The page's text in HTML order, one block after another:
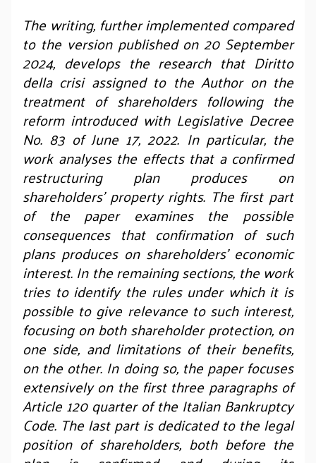
The writing, further implemented compared
to the version published on 20 September
2024, develops the research that Diritto
della crisi assigned to the Author on the
treatment of shareholders following the
reform introduced with Legislative Decree
No. 83 of June 17, 2022. In particular, the
work analyses the effects that a confirmed
restructuring plan produces on
shareholders’ property rights. The first part
of the paper examines the possible
consequences that confirmation of such
plans produces on shareholders’ economic
interest. In the remaining sections, the work
tries to identify the rules under which it is
possible to give relevance to such interest,
focusing on both shareholder protection, on
one side, and limitations of their benefits,
on the other. In doing so, the paper focuses
extensively on the first three paragraphs of
Article 120 quarter of the Italian Bankruptcy
Code. The last part is dedicated to the legal
position of shareholders, both before the